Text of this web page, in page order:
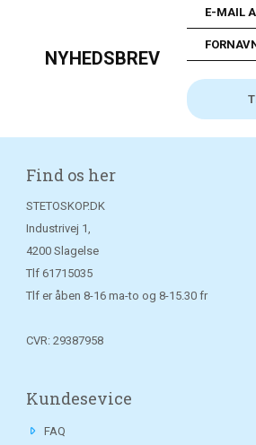
NYHEDSBREV
Find os her
STETOSKOP.DK
Industrivej 1,
4200 Slagelse
Tlf 61715035
Tlf er åben 8-16 ma-to og 8-15.30 fr
CVR: 29387958
Kundesevice
FAQ